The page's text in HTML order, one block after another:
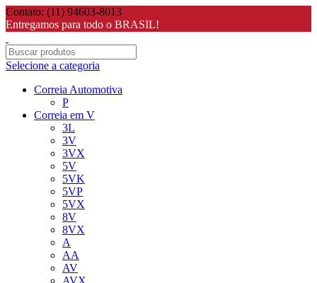
Contato: (11) 94603-8013
Entregamos para todo o BRASIL!
Selecione a categoria
Correia Automotiva
P
Correia em V
3L
3V
3VX
5V
5VK
5VP
5VX
8V
8VX
A
AA
AV
AVX